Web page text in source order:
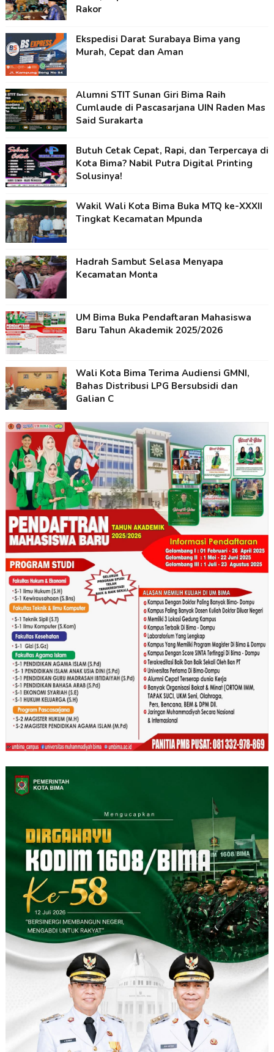
Rakor
Ekspedisi Darat Surabaya Bima yang
Murah, Cepat dan Aman
Alumni STIT Sunan Giri Bima Raih
Cumlaude di Pascasarjana UIN Raden Mas
Said Surakarta
Butuh Cetak Cepat, Rapi, dan Terpercaya di
Kota Bima? Nabil Putra Digital Printing
Solusinya!
Wakil Wali Kota Bima Buka MTQ ke-XXXII
Tingkat Kecamatan Mpunda
Hadrah Sambut Selasa Menyapa
Kecamatan Monta
UM Bima Buka Pendaftaran Mahasiswa
Baru Tahun Akademik 2025/2026
Wali Kota Bima Terima Audiensi GMNI,
Bahas Distribusi LPG Bersubsidi dan
Galian C